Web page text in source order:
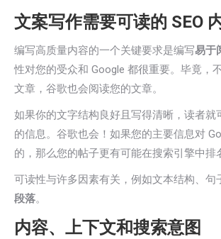
文案写作需要可读的 SEO
编写高质量内容的一个关键要求是编写易于
性对您的受众和 Google 都很重要。毕竟，
文章，谷歌也会阅读您的文章。
如果你的文字结构良好且写得清晰，读者就
的信息。谷歌也会！如果您的主要信息对
的，那么您的帖子更有可能在搜索引擎中排
可读性与许多因素有关，例如文本结构、句
段落。
内容、上下文和搜索意图